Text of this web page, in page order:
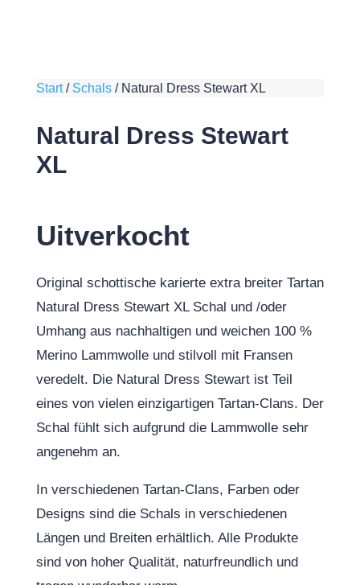
Start/ Schals/ Natural Dress Stewart XL
Natural Dress Stewart
XL
Uitverkocht
Original schottische karierte extra breiter Tartan
Natural Dress Stewart XL Schal und /oder
Umhang aus nachhaltigen und weichen 100 %
Merino Lammwolle und stilvoll mit Fransen
veredelt. Die Natural Dress Stewart ist Teil
eines von vielen einzigartigen Tartan-Clans. Der
Schal fühlt sich aufgrund die Lammwolle sehr
angenehm an.
In verschiedenen Tartan-Clans, Farben oder
Designs sind die Schals in verschiedenen
Längen und Breiten erhältlich. Alle Produkte
sind von hoher Qualität, naturfreundlich und